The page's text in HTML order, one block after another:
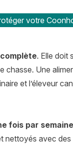
votre
. Elle doit
chasse. Une
et l’éleveur
fois par semaine
nettoyés avec